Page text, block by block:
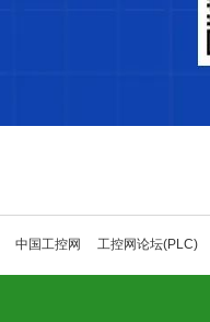
中国工控网 工控网论坛(PLC)